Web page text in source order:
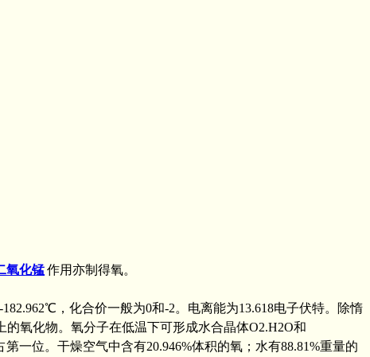
氧化锰作用亦制得氧。
，化合价一般为0和-2。电离能为13.618电子伏特。除惰
氧化物。氧分子在低温下可形成水合晶体O2.H2O和
一位。干燥空气中含有20.946%体积的氧；水有88.81%重量的